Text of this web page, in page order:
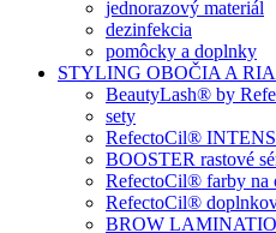
jednorazový materiál
dezinfekcia
pomôcky a doplnky
STYLING OBOČIA A
BeautyLash® by
sety
RefectoCil®
BOOSTER rastové
RefectoCil® farby na
RefectoCil®
BROW